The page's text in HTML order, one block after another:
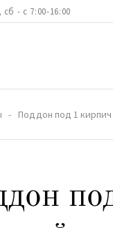
- с 7:00-16:00
Поддон под 1